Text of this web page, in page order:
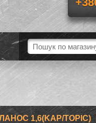
1,6(KAP/TOPIC)